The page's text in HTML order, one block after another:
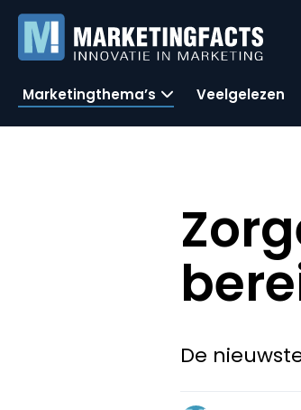
Marketingthema’s Veelgelezen
De